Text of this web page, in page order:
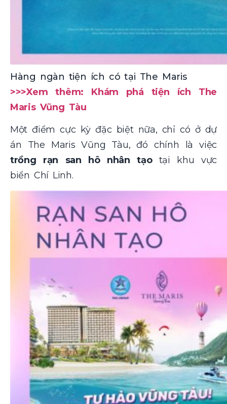
Hàng ngàn tiện ích có tại The Maris
>>>Xem thêm: Khám phá tiện ích The
Maris Vũng Tàu
Một điểm cực kỳ đặc biệt nữa, chỉ có ở dự
án The Maris Vũng Tàu, đó chính là việc
trồng rạn san hô nhân tạotại khu vực
biển Chí Linh.